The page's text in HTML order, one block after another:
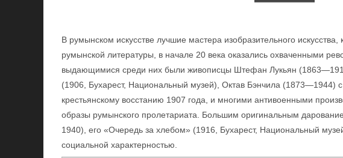
В румынском искусстве лучшие мастера изобразительного искусства,
румынской литературы, в начале 20 века оказались охваченными
выдающимися среди них были живописцы Штефан Лукьян
(1906, Бухарест, Национальный музей), Октав Бэнчила (1873—1944)
крестьянскому восстанию 1907 года, и многими антивоенными
образы румынского пролетариата. Большим оригинальным
1940), его «Очередь за хлебом» (1916, Бухарест, Национальный
социальной характерностью.